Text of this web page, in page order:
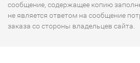
сообщение, содержащее копию
не является ответом на сообщение
заказа со стороны владельцев сайта.